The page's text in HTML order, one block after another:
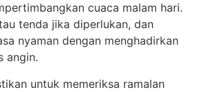
cuaca malam hari.
tenda jika diperlukan, dan
nyaman dengan menghadirkan
angin.
untuk memeriksa ramalan